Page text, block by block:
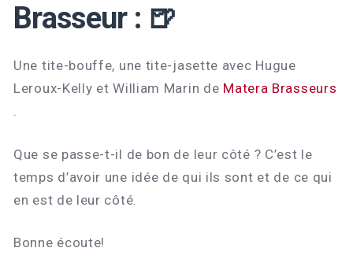
Brasseur : 🍺
Une tite-bouffe, une tite-jasette avec Hugue
Leroux-Kelly et William Marin de Matera Brasseurs
.
Que se passe-t-il de bon de leur côté ? C’est le
temps d’avoir une idée de qui ils sont et de ce qui
en est de leur côté.
Bonne écoute!